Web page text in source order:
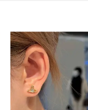
Rboutique 新品首促 勃肯鞋
€72，西太后温柔针织衫
€158
6折起+8折，西太后耳钉€54